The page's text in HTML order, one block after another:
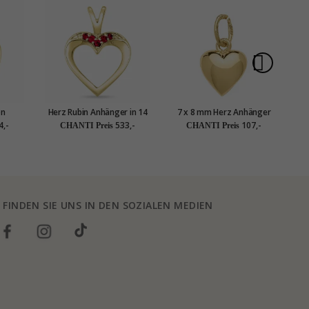
Herz Rubin Anhänger in 14
karat Gold 0,07 ct
CHANTI Preis 533,-
7 x 8 mm Herz Anhänger
aus 8 Karat Gold - Amoré
CHANTI Preis 107,-
FINDEN SIE UNS IN DEN SOZIALEN MEDIEN